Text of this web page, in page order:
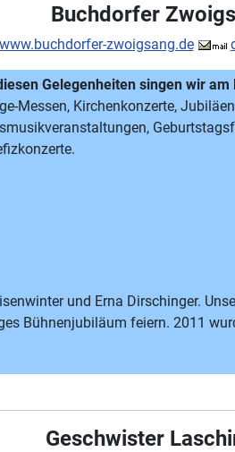
Buchdorfer
www.buchdorfer-zwoigsang.de
Gelegenheiten singen wir am
Messen, Kirchenkonzerte,
und Erna Dirschinger.
Bühnenjubiläum feiern. 2011
Geschwister